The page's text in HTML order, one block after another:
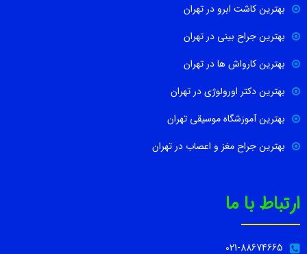
بهترین کاشت ابرو در تهران
بهترین جراح بینی در تهران
بهترین کارواش ها در تهران
بهترین دکتر اورولوژی در تهران
بهترین آموزشگاه موسیقی تهران
بهترین جراح مغز و اعصاب در تهران
ارتباط با ما
021-88674665